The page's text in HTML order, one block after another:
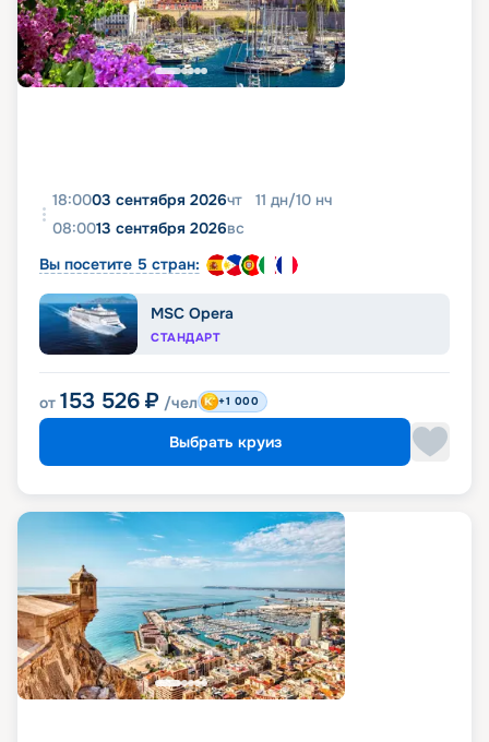
18:0003 сентября 2026чт 11 дн/10 нч
08:0013 сентября 2026вс
Вы посетите 5 стран:
MSC Opera
СТАНДАРТ
от 153 526 ₽ /чел +1 000
Выбрать круиз